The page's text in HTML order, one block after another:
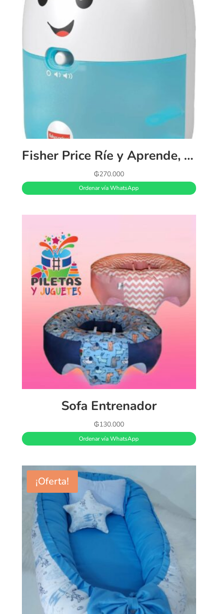
Fisher Price Ríe y Aprende, Smart Hub de Aprendizaje, Juguete para bebés de 9 Meses en adelante
₲270.000
Ordenar vía WhatsApp
Sofa Entrenador
₲130.000
Ordenar vía WhatsApp
¡Oferta!